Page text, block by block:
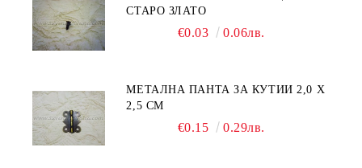
СТАРО ЗЛАТО
€0.03 0.06лв.
МЕТАЛНА ПАНТА ЗА КУТИИ 2,0 Х
2,5 СМ
€0.15 0.29лв.